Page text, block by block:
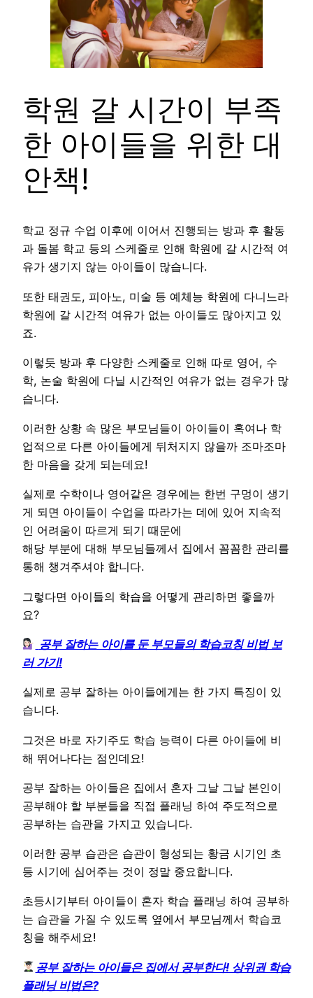
학원 갈 시간이 부족
한 아이들을 위한 대
안책!
학교 정규 수업 이후에 이어서 진행되는 방과 후 활동
과 돌봄 학교 등의 스케줄로 인해 학원에 갈 시간적 여
유가 생기지 않는 아이들이 많습니다.
또한 태권도, 피아노, 미술 등 예체능 학원에 다니느라
학원에 갈 시간적 여유가 없는 아이들도 많아지고 있
죠.
이렇듯 방과 후 다양한 스케줄로 인해 따로 영어, 수
학, 논술 학원에 다닐 시간적인 여유가 없는 경우가 많
습니다.
이러한 상황 속 많은 부모님들이 아이들이 혹여나 학
업적으로 다른 아이들에게 뒤처지지 않을까 조마조마
한 마음을 갖게 되는데요!
실제로 수학이나 영어같은 경우에는 한번 구멍이 생기
게 되면 아이들이 수업을 따라가는 데에 있어 지속적
인 어려움이 따르게 되기 때문에
해당 부분에 대해 부모님들께서 집에서 꼼꼼한 관리를
통해 챙겨주셔야 합니다.
그렇다면 아이들의 학습을 어떻게 관리하면 좋을까
요?
공부 잘하는 아이를 둔 부모들의 학습코칭 비법 보
러 가기!
실제로 공부 잘하는 아이들에게는 한 가지 특징이 있
습니다.
그것은 바로 자기주도 학습 능력이 다른 아이들에 비
해 뛰어나다는 점인데요!
공부 잘하는 아이들은 집에서 혼자 그날 그날 본인이
공부해야 할 부분들을 직접 플래닝 하여 주도적으로
공부하는 습관을 가지고 있습니다.
이러한 공부 습관은 습관이 형성되는 황금 시기인 초
등 시기에 심어주는 것이 정말 중요합니다.
초등시기부터 아이들이 혼자 학습 플래닝 하여 공부하
는 습관을 가질 수 있도록 옆에서 부모님께서 학습코
칭을 해주세요!
공부 잘하는 아이들은 집에서 공부한다! 상위권 학습
플래닝 비법은?